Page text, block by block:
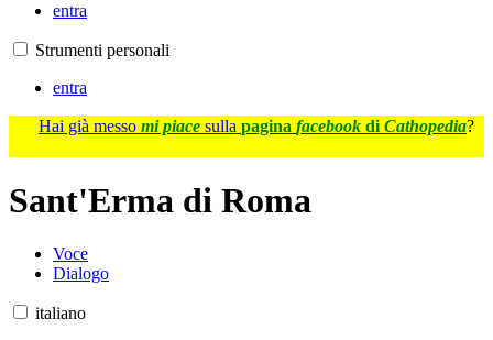
entra
Strumenti personali
entra
Hai già messo mi piace sulla pagina facebook di Cathopedia?
Sant'Erma di Roma
Voce
Dialogo
italiano